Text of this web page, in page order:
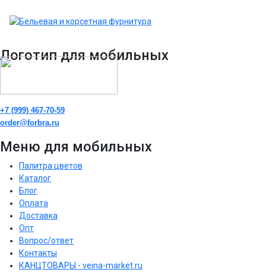
Логотип для мобильных
+7 (999) 467-70-59
order@forbra.ru
Меню для мобильных
Палитра цветов
Каталог
Блог
Оплата
Доставка
Опт
Вопрос/ответ
Контакты
КАНЦТОВАРЫ - veina-market.ru